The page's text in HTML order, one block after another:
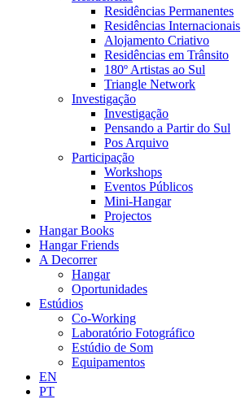
Residências Permanentes
Residências Internacionais
Alojamento Criativo
Residências em Trânsito
180º Artistas ao Sul
Triangle Network
Investigação
Investigação
Pensando a Partir do Sul
Pos Arquivo
Participação
Workshops
Eventos Públicos
Mini-Hangar
Projectos
Hangar Books
Hangar Friends
A Decorrer
Hangar
Oportunidades
Estúdios
Co-Working
Laboratório Fotográfico
Estúdio de Som
Equipamentos
EN
PT